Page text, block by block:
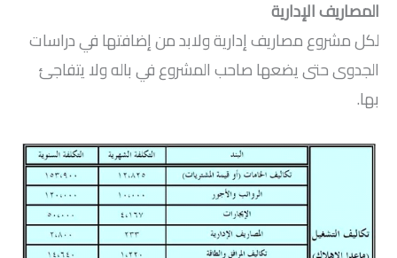
المصاريف الإدارية
لكل مشروع مصاريف إدارية ولابد من إضافتها في دراسات
الجدوى حتى يضعها صاحب المشروع في باله ولا يتفاجئ
بها.